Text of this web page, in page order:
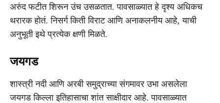
अरुंद फटीत शिरून उंच उसळतात. पावसाळ्यात हे दृश्य अधिकच
थरारक होतं. निसर्ग किती विराट आणि अनाकलनीय आहे, याची
अनुभूती इथे प्रत्येक क्षणी मिळते.
जयगड
शास्त्री नदी आणि अरबी समुद्राच्या संगमावर उभा असलेला
जयगड किल्ला इतिहासाचा शांत साक्षीदार आहे. पावसाळ्यात